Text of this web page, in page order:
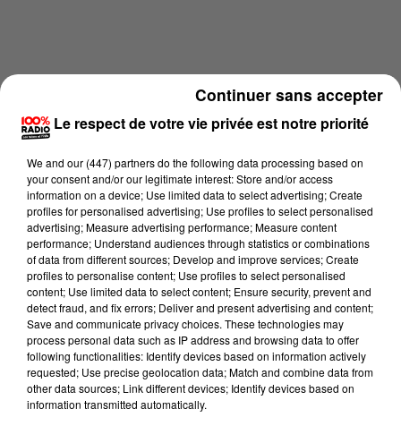
Lecture (2 min 22 sec)
100%
100% Radio les infos de l'Hérault
Le respect de votre vie privée est notre priorité
We and our (447) partnersdo the following data processing based on
your consent and/or our legitimate interest: Store and/or access
information on a device; Use limited data to select advertising; Create
profiles for personalised advertising; Use profiles to select personalised
advertising; Measure advertising performance; Measure content
performance; Understand audiences through statistics or combinations
of data from different sources; Develop and improve services; Create
profiles to personalise content; Use profiles to select personalised
content; Use limited data to select content; Ensure security, prevent and
detect fraud, and fix errors; Deliver and present advertising and content;
Save and communicate privacy choices. These technologies may
process personal data such as IP address and browsing data to offer
following functionalities: Identify devices based on information actively
requested; Use precise geolocation data; Match and combine data from
other data sources; Link different devices; Identify devices based on
information transmitted automatically.
Continuer sans accepter